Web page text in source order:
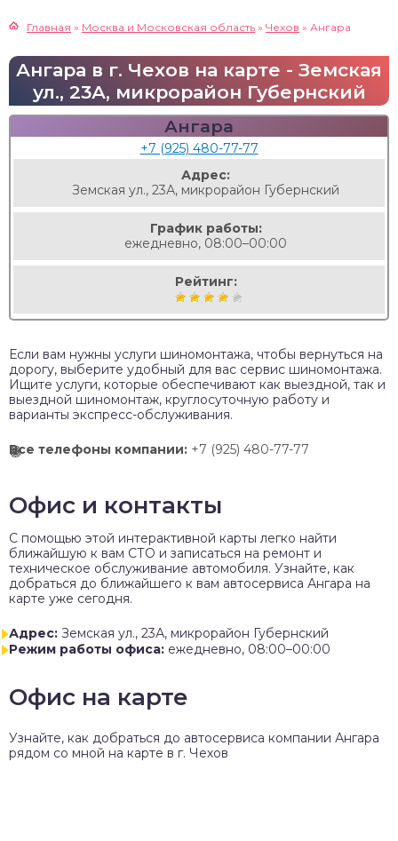
Главная » Москва и Московская область » Чехов » Ангара
Ангара в г. Чехов на карте - Земская
ул., 23А, микрорайон Губернский
Ангара
+7 (925) 480-77-77
Адрес:
Земская ул., 23А, микрорайон Губернский
График работы:
ежедневно, 08:00–00:00
Рейтинг:
Если вам нужны услуги шиномонтажа, чтобы вернуться на
дорогу, выберите удобный для вас сервис шиномонтажа.
Ищите услуги, которые обеспечивают как выездной, так и
выездной шиномонтаж, круглосуточную работу и
варианты экспресс-обслуживания.
Все телефоны компании: +7 (925) 480-77-77
Офис и контакты
C помощью этой интерактивной карты легко найти
ближайшую к вам СТО и записаться на ремонт и
техническое обслуживание автомобиля. Узнайте, как
добраться до ближайшего к вам автосервиса Ангара на
карте уже сегодня.
Адрес: Земская ул., 23А, микрорайон Губернский
Режим работы офиса: ежедневно, 08:00–00:00
Офис на карте
Узнайте, как добраться до автосервиса компании Ангара
рядом со мной на карте в г. Чехов